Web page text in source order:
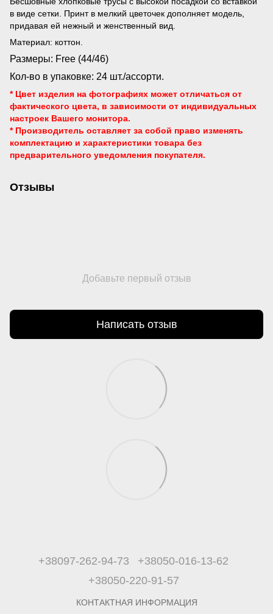
в виде сетки. Принт в мелкий цветочек дополняет модель,
придавая ей нежный и женственный вид.
Материал: коттон.
Размеры: Free (44/46)
Кол-во в упаковке: 24 шт./ассорти.
* Цвет изделия на фотографиях может отличаться от
фактического цвета, в зависимости от индивидуальных
настроек Вашего монитора.
* Производитель оставляет за собой право изменять
комплектацию и характеристики товара без
предварительного уведомления покупателя.
Отзывы
Добавьте первый отзыв
Написать отзыв
+38097-262-94-73
+38050-016-13-62
+38050-220-91-57
КОНТАКТНАЯ ИНФОРМАЦИЯ